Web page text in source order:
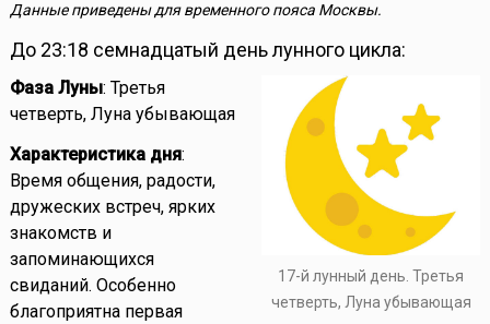
Данные приведены для временного пояса Москвы.
До 23:18 семнадцатый день лунного цикла:
17-й лунный день. Третья
четверть, Луна убывающая
Фаза Луны: Третья
четверть, Луна убывающая
Характеристика дня:
Время общения, радости,
дружеских встреч, ярких
знакомств и
запоминающихся
свиданий. Особенно
благоприятна первая